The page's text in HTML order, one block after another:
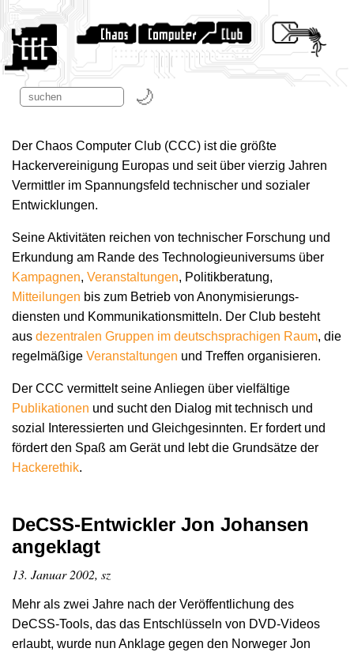
Der Chaos Computer Club (CCC) ist die größte
Hackervereinigung Europas und seit über vierzig Jahren
Vermittler im Spannungsfeld technischer und sozialer
Entwicklungen.
Seine Aktivitäten reichen von technischer Forschung und
Erkundung am Rande des Technologie­universums über
Kampagnen, Veranstaltungen, Politikberatung,
Mitteilungen bis zum Betrieb von Anonymisierungs­
diensten und Kommunikations­mitteln. Der Club besteht
aus dezentralen Gruppen im deutschsprachigen Raum, die
regelmäßige Veranstaltungen und Treffen organisieren.
Der CCC vermittelt seine Anliegen über vielfältige
Publikationen und sucht den Dialog mit technisch und
sozial Interessierten und Gleichgesinnten. Er fordert und
fördert den Spaß am Gerät und lebt die Grundsätze der
Hacker­ethik.
DeCSS-Entwickler Jon Johansen
angeklagt
13. Januar 2002, sz
Mehr als zwei Jahre nach der Veröffentlichung des
DeCSS-Tools, das das Entschlüsseln von DVD-Videos
erlaubt, wurde nun Anklage gegen den Norweger Jon